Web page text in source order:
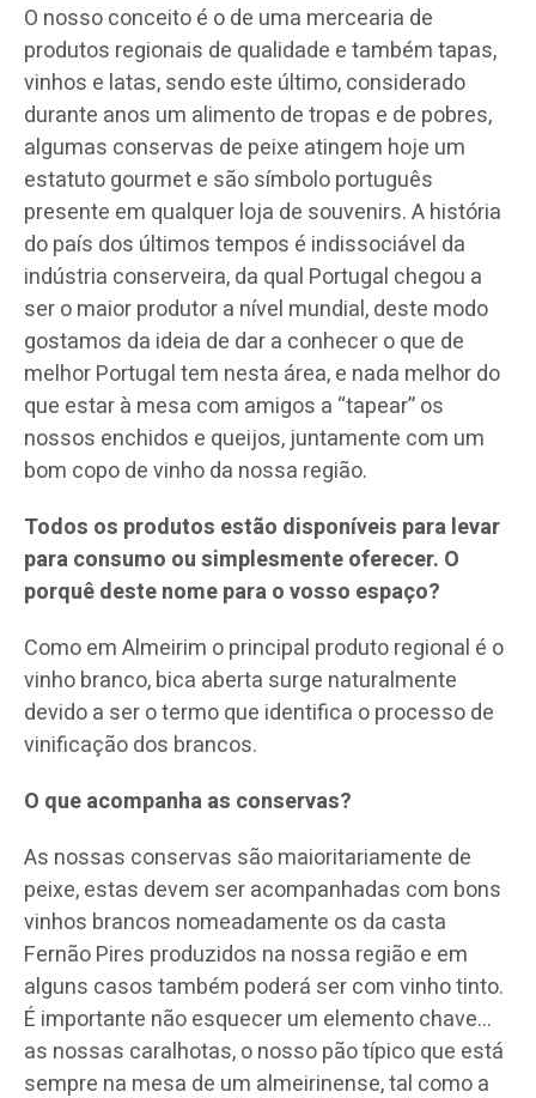
O nosso conceito é o de uma mercearia de
produtos regionais de qualidade e também tapas,
vinhos e latas, sendo este último, considerado
durante anos um alimento de tropas e de pobres,
algumas conservas de peixe atingem hoje um
estatuto gourmet e são símbolo português
presente em qualquer loja de souvenirs. A história
do país dos últimos tempos é indissociável da
indústria conserveira, da qual Portugal chegou a
ser o maior produtor a nível mundial, deste modo
gostamos da ideia de dar a conhecer o que de
melhor Portugal tem nesta área, e nada melhor do
que estar à mesa com amigos a “tapear” os
nossos enchidos e queijos, juntamente com um
bom copo de vinho da nossa região.
Todos os produtos estão disponíveis para levar
para consumo ou simplesmente oferecer. O
porquê deste nome para o vosso espaço?
Como em Almeirim o principal produto regional é o
vinho branco, bica aberta surge naturalmente
devido a ser o termo que identifica o processo de
vinificação dos brancos.
O que acompanha as conservas?
As nossas conservas são maioritariamente de
peixe, estas devem ser acompanhadas com bons
vinhos brancos nomeadamente os da casta
Fernão Pires produzidos na nossa região e em
alguns casos também poderá ser com vinho tinto.
É importante não esquecer um elemento chave…
as nossas caralhotas, o nosso pão típico que está
sempre na mesa de um almeirinense, tal como a